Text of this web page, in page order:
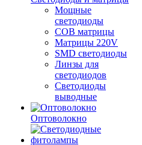
Мощные
светодиоды
COB матрицы
Матрицы 220V
SMD светодиоды
Линзы для
светодиодов
Светодиоды
выводные
Оптоволокно